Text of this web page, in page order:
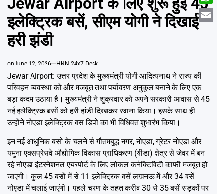
इलेक्ट्रिक बसें, सीएम योगी ने दिखाई
हरी झंडी
onJune 12, 2026 HNN 24x7 Desk
Jewar Airport: उत्तर प्रदेश के मुख्यमंत्री योगी आदित्यनाथ ने राज्य की
परिवहन व्यवस्था को और मजबूत तथा पर्यावरण अनुकूल बनाने के लिए एक
बड़ा कदम उठाया है। मुख्यमंत्री ने शुक्रवार को अपने सरकारी आवास से 45
नई इलेक्ट्रिक बसों को हरी झंडी दिखाकर रवाना किया। इसके साथ ही
उन्होंने नोएडा इलेक्ट्रिक बस डिपो का भी विधिवत शुभारंभ किया।
इन नई आधुनिक बसों के चलने से गौतमबुद्ध नगर, नोएडा, ग्रेटर नोएडा और
यमुना एक्सप्रेसवे औद्योगिक विकास प्राधिकरण (यीडा) क्षेत्र से जेवर में बन
रहे नोएडा इंटरनेशनल एयरपोर्ट के लिए लोकल कनेक्टिविटी काफी मजबूत हो
जाएगी। कुल 45 बसों में से 11 इलेक्ट्रिक बसें लखनऊ में और 34 बसें
नोएडा में चलाई जाएंगी। पहले चरण के तहत करीब 30 से 35 बसें सड़कों पर